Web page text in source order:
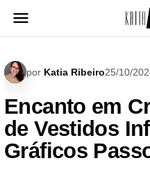
para
por Katia Ribeiro25/10/
Encanto em
de Vestidos
Gráficos